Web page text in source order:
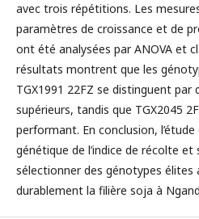
avec trois répétitions. Les
paramètres de croissance et de
ont été analysées par ANOVA et
résultats montrent que les
TGX1991 22FZ se distinguent par
supérieurs, tandis que TGX2045
performant. En conclusion,
génétique de l’indice de récolte et
sélectionner des génotypes
durablement la filière soja à